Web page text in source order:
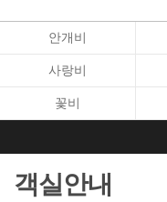
안개비
사랑비
꽃비
객실안내